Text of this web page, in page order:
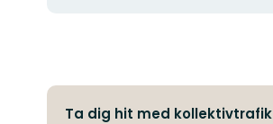
Ta dig hit med kollektivtrafik